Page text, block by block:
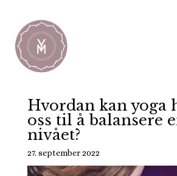
Hvordan kan yoga
oss til å balansere
nivået?
27. september 2022